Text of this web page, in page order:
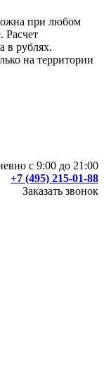
при любом
Расчет
в рублях.
на территории
с 9:00 до 21:00
+7 (495) 215-01-88
Заказать звонок